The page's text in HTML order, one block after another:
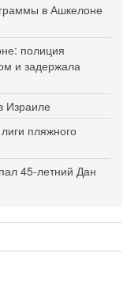
в Ашкелоне
полиция
и задержала
Израиле
пляжного
45-летний Дан